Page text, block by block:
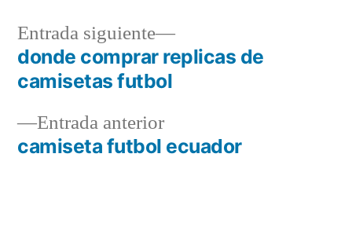
Navegación
entradas
Entrada anteriorEntrada
anterior:
camiseta futbol ecuador
Entrada siguiente
Entrada
siguiente:
donde comprar replicas de
camisetas futbol